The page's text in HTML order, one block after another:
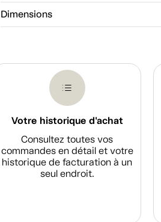
Dimensions
Votre historique d'achat
Consultez toutes vos
commandes en détail et votre
historique de facturation à un
seul endroit.